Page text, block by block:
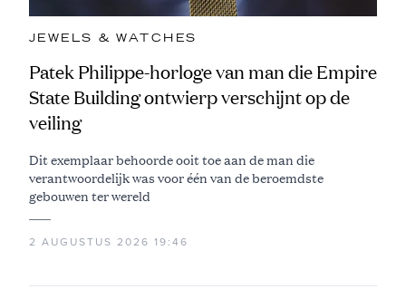
JEWELS & WATCHES
Patek Philippe-horloge van man die Empire
State Building ontwierp verschijnt op de
veiling
Dit exemplaar behoorde ooit toe aan de man die
verantwoordelijk was voor één van de beroemdste
gebouwen ter wereld
2 AUGUSTUS 2026 19:46